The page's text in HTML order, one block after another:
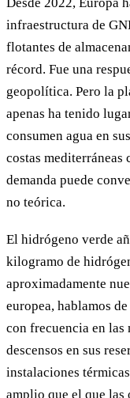
infraestructura de
flotantes de
récord. Fue una
geopolítica. Pero la
apenas ha tenido
consumen agua en
costas mediterráneas
demanda puede
no teórica.
El hidrógeno verde
kilogramo de
aproximadamente
europea, hablamos
con frecuencia en las
descensos en sus
instalaciones
amplio que el que las